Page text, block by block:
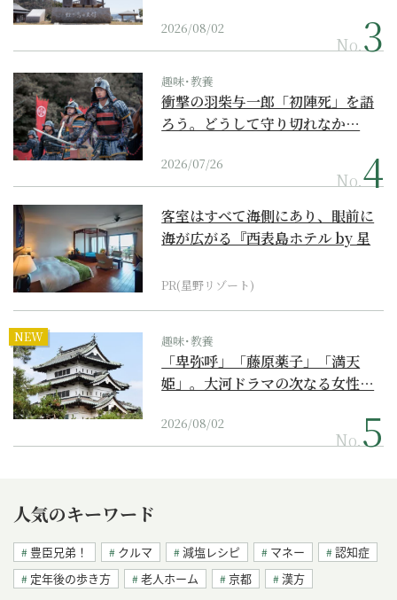
2026/08/02
No.
趣味･教養
衝撃の羽柴与一郎「初陣死」を語
ろう。どうして守り切れなか…
2026/07/26
No.
客室はすべて海側にあり、眼前に
海が広がる『西表島ホテル by 星
PR(星野リゾート)
NEW 趣味･教養
「卑弥呼」「藤原薬子」「満天
姫」。大河ドラマの次なる女性…
2026/08/02
No.
人気のキーワード
豊臣兄弟！ クルマ 減塩レシピ マネー
認知症
定年後の歩き方
老人ホーム 京都 漢方